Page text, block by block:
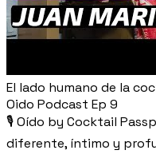
El lado humano de la
Oido Podcast Ep 9
🎙️ Oído by Cocktail
diferente, íntimo y